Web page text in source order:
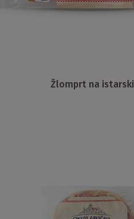
Žlomprt na istarski